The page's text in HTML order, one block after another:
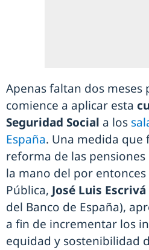
Apenas faltan dos meses
comience a aplicar esta
Seguridad Social a los
España. Una medida
reforma de las
la mano del por
Pública, José Luis Escrivá
del Banco de España),
a fin de incrementar los
equidad y sostenibilidad